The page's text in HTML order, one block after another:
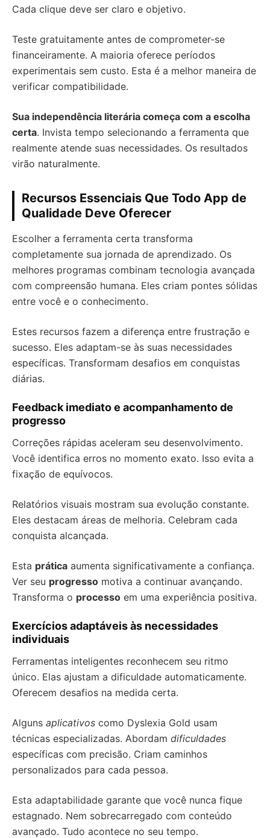
Cada clique deve ser claro e objetivo.
Teste gratuitamente antes de comprometer-se
financeiramente. A maioria oferece períodos
experimentais sem custo. Esta é a melhor maneira de
verificar compatibilidade.
Sua independência literária começa com a escolha
certa. Invista tempo selecionando a ferramenta que
realmente atende suas necessidades. Os resultados
virão naturalmente.
Recursos Essenciais Que Todo App de
Qualidade Deve Oferecer
Escolher a ferramenta certa transforma
completamente sua jornada de aprendizado. Os
melhores programas combinam tecnologia avançada
com compreensão humana. Eles criam pontes sólidas
entre você e o conhecimento.
Estes recursos fazem a diferença entre frustração e
sucesso. Eles adaptam-se às suas necessidades
específicas. Transformam desafios em conquistas
diárias.
Feedback imediato e acompanhamento de
progresso
Correções rápidas aceleram seu desenvolvimento.
Você identifica erros no momento exato. Isso evita a
fixação de equívocos.
Relatórios visuais mostram sua evolução constante.
Eles destacam áreas de melhoria. Celebram cada
conquista alcançada.
Esta prática aumenta significativamente a confiança.
Ver seu progresso motiva a continuar avançando.
Transforma o processo em uma experiência positiva.
Exercícios adaptáveis às necessidades
individuais
Ferramentas inteligentes reconhecem seu ritmo
único. Elas ajustam a dificuldade automaticamente.
Oferecem desafios na medida certa.
Alguns aplicativos como Dyslexia Gold usam
técnicas especializadas. Abordam dificuldades
específicas com precisão. Criam caminhos
personalizados para cada pessoa.
Esta adaptabilidade garante que você nunca fique
estagnado. Nem sobrecarregado com conteúdo
avançado. Tudo acontece no seu tempo.